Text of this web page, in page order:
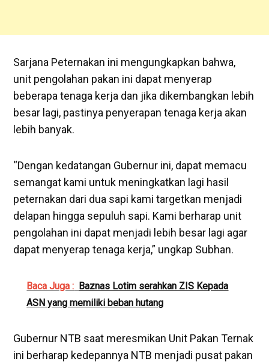
Sarjana Peternakan ini mengungkapkan bahwa,
unit pengolahan pakan ini dapat menyerap
beberapa tenaga kerja dan jika dikembangkan lebih
besar lagi, pastinya penyerapan tenaga kerja akan
lebih banyak.
“Dengan kedatangan Gubernur ini, dapat memacu
semangat kami untuk meningkatkan lagi hasil
peternakan dari dua sapi kami targetkan menjadi
delapan hingga sepuluh sapi. Kami berharap unit
pengolahan ini dapat menjadi lebih besar lagi agar
dapat menyerap tenaga kerja,” ungkap Subhan.
Baca Juga : Baznas Lotim serahkan ZIS Kepada
ASN yang memiliki beban hutang
Gubernur NTB saat meresmikan Unit Pakan Ternak
ini berharap kedepannya NTB menjadi pusat pakan